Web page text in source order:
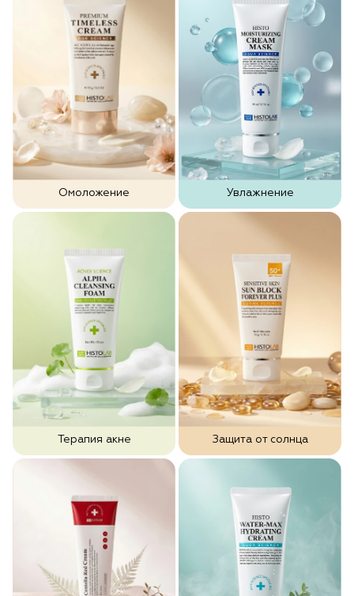
Омоложение Увлажнение
Терапия акне Защита от солнца